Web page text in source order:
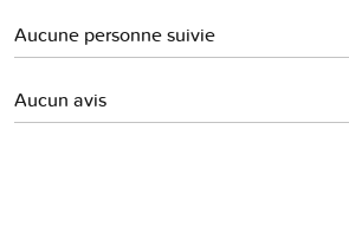
Aucune personne suivie
Aucun avis